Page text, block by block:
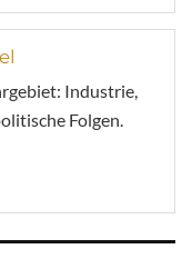
Industrie,
Folgen.